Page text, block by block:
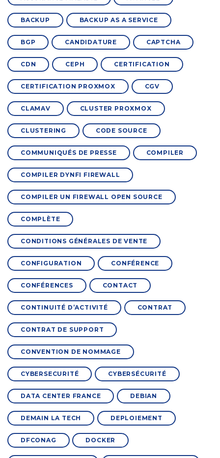
BACKUP BACKUP AS A SERVICE
BGP CANDIDATURE CAPTCHA
CDN CEPH CERTIFICATION
CERTIFICATION PROXMOX CGV
CLAMAV CLUSTER PROXMOX
CLUSTERING CODE SOURCE
COMMUNIQUÉS DE PRESSE COMPILER
COMPILER DYNFI FIREWALL
COMPILER UN FIREWALL OPEN SOURCE
COMPLÈTE
CONDITIONS GÉNÉRALES DE VENTE
CONFIGURATION CONFÉRENCE
CONFÉRENCES CONTACT
CONTINUITÉ D’ACTIVITÉ CONTRAT
CONTRAT DE SUPPORT
CONVENTION DE NOMMAGE
CYBERSECURITÉ CYBERSÉCURITÉ
DATA CENTER FRANCE DEBIAN
DEMAIN LA TECH DEPLOIEMENT
DFCONAG DOCKER